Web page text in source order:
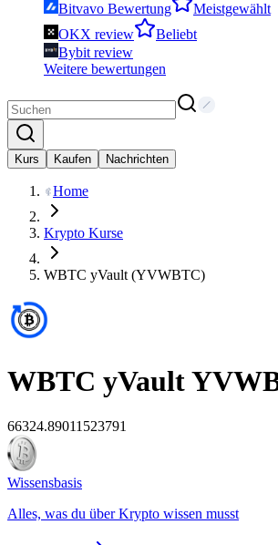
Bitvavo Bewertung
Meistgewählt
OKX review
Beliebt
Bybit review
Weitere bewertungen
Kurs Kaufen Nachrichten
Home
Krypto Kurse
WBTC yVault (YVWBTC)
WBTC yVault
66324.89011523791
Wissensbasis
Alles, was du über Krypto wissen musst